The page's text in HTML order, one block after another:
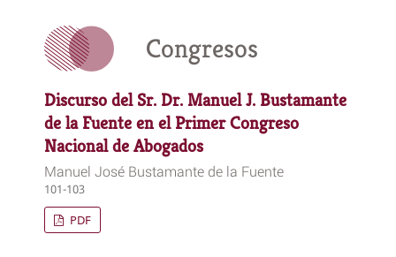
Congresos
Discurso del Sr. Dr. Manuel J. Bustamante
de la Fuente en el Primer Congreso
Nacional de Abogados
Manuel José Bustamante de la Fuente
101-103
PDF